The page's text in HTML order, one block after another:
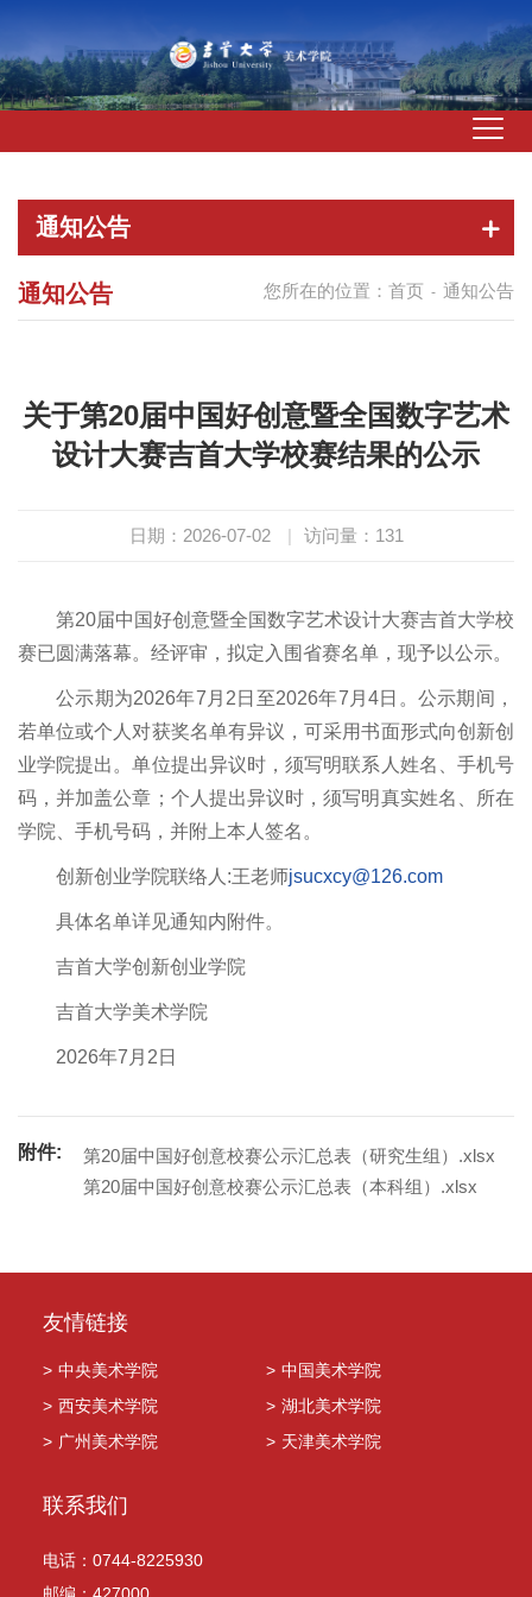
通知公告
您所在的位置： 首页 - 通知公告
通知公告
关于第20届中国好创意暨全国数字艺术
设计大赛吉首大学校赛结果的公示
日期：2026-07-02 | 访问量： 131
第20届中国好创意暨全国数字艺术设计大赛吉首大学校
赛已圆满落幕。经评审，拟定入围省赛名单，现予以公示。
公示期为2026年7月2日至2026年7月4日。公示期间，
若单位或个人对获奖名单有异议，可采用书面形式向创新创
业学院提出。单位提出异议时，须写明联系人姓名、手机号
码，并加盖公章；个人提出异议时，须写明真实姓名、所在
学院、手机号码，并附上本人签名。
创新创业学院联络人:王老师jsucxcy@126.com
具体名单详见通知内附件。
吉首大学创新创业学院
吉首大学美术学院
2026年7月2日
附件:
第20届中国好创意校赛公示汇总表（研究生组）.xlsx
第20届中国好创意校赛公示汇总表（本科组）.xlsx
友情链接
> 中央美术学院 > 中国美术学院
> 西安美术学院 > 湖北美术学院
> 广州美术学院 > 天津美术学院
联系我们
电话：0744-8225930